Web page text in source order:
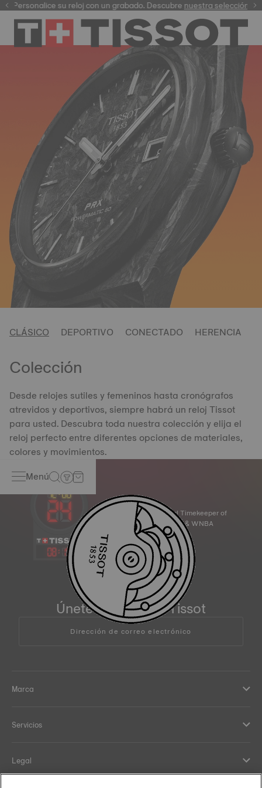
Personalice su reloj con un grabado. Descubrenuestra selección
garantía digital
CLÁSICO DEPORTIVO CONECTADO HERENCIA
Colección
Desde relojes sutiles y femeninos hasta cronógrafos
atrevidos y deportivos, siempre habrá un reloj Tissot
para usted. Descubra toda nuestra colección y elija el
reloj perfecto entre diferentes opciones de materiales,
colores y movimientos.
Menú
08: 15
Official Timekeeper of
the NBA & WNBA
Únete a la familia Tissot
Dirección de correo electrónico
Marca
Servicios
Legal